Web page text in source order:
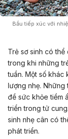
Bầu tiếp xúc với
Trẻ sơ sinh có thể
trong khi những
tuần. Một số khác
lượng nhẹ. Những
đề sức khỏe tiềm
triển trong tử
sinh nhẹ cân có
phát triển.